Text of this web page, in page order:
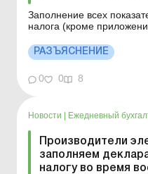
Заполнение всех
налога (кроме
общеустановленным
приложениях к
четырьмя знаками
Больше ...
РАЗЪЯСНЕНИЕ
0 0 8
Новости | Ежедневный
Производители
заполняем
налогу во время